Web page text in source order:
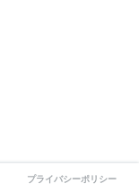
プライバシーポリシー